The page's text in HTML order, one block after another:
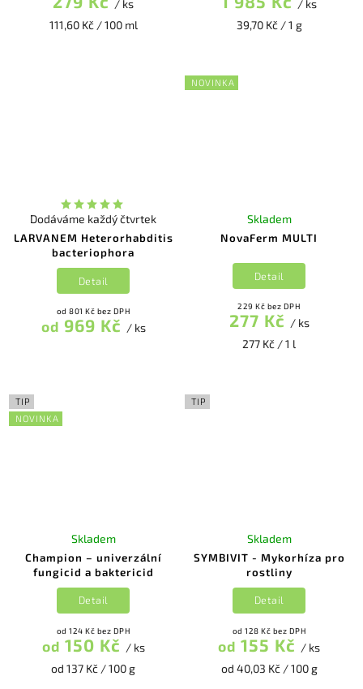
/ ks
111,60 Kč / 100 ml
/ ks
39,70 Kč / 1 g
LARVANEM Heterorhabditis
bacteriophora
Dodáváme každý čtvrtek
od 801 Kč bez DPH
od 969 Kč / ks
Detail
NOVINKA
NovaFerm MULTI
Skladem
229 Kč bez DPH
277 Kč / ks
277 Kč / 1 l
Detail
TIP
NOVINKA
Champion – univerzální
fungicid a baktericid
Skladem
od 124 Kč bez DPH
od 150 Kč / ks
od 137 Kč / 100 g
Detail
TIP
SYMBIVIT - Mykorhíza pro
rostliny
Skladem
od 128 Kč bez DPH
od 155 Kč / ks
od 40,03 Kč / 100 g
Detail